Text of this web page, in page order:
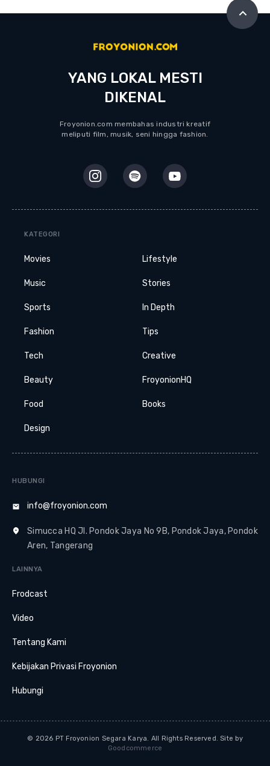
KATEGORI
Movies
Music
Sports
Fashion
Tech
Beauty
Food
Design
Lifestyle
Stories
In Depth
Tips
Creative
FroyonionHQ
Books
YANG LOKAL MESTI
DIKENAL
Froyonion.com membahas industri kreatif
meliputi film, musik, seni hingga fashion.
HUBUNGI
info@froyonion.com
Simucca HQ Jl. Pondok Jaya No 9B, Pondok Jaya, Pondok
Aren, Tangerang
LAINNYA
Frodcast
Video
Tentang Kami
Kebijakan Privasi Froyonion
Hubungi
© 2026 PT Froyonion Segara Karya. All Rights Reserved. Site by
Goodcommerce